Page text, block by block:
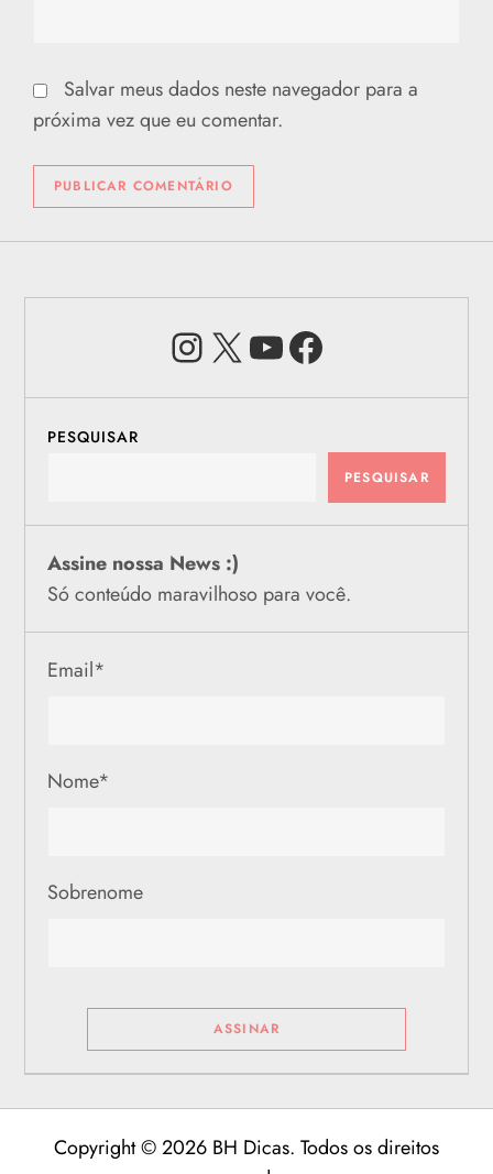
Salvar meus dados neste navegador para a
próxima vez que eu comentar.
Instagram
X Youtube
PESQUISAR
PESQUISAR
Assine nossa News :)
Só conteúdo maravilhoso para você.
Email*
Nome*
Sobrenome
Copyright © 2026 BH Dicas. Todos os direitos